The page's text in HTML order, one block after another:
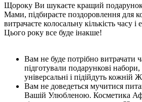
Щороку Ви шукаєте кращий
Мами, підбираєте поздоровлення для
витрачаєте колосальну кількість часу і
Цього року все буде інакше!
Вам не буде потрібно витрачати
підготували подарункові набори,
універсальні і підійдуть кожній
Вам не доведеться мучитися
Вашій Улюбленою. Косметика